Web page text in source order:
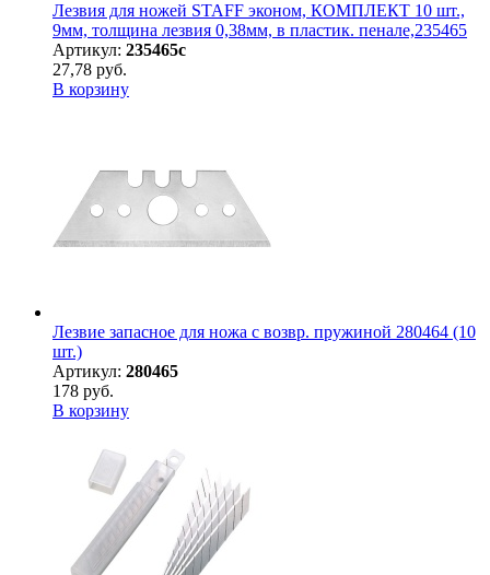
Лезвия для ножей STAFF эконом, КОМПЛЕКТ 10 шт.,
9мм, толщина лезвия 0,38мм, в пластик. пенале,235465
Артикул: 235465с
27,78 руб.
В корзину
Лезвие запасное для ножа с возвр. пружиной 280464 (10
шт.)
Артикул: 280465
178 руб.
В корзину